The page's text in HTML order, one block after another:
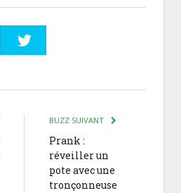
BUZZ SUIVANT
Prank :
réveiller un
pote avec une
tronçonneuse